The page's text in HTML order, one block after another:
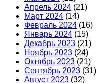
Апрель 2024 (21)
Март 2024 (14)
Февраль 2024 (16)
Январь 2024 (15)
Декабрь 2023 (21)
Ноябрь 2023 (24)
Октябрь 2023 (21)
Сентябрь 2023 (31)
Август 2023 (32)